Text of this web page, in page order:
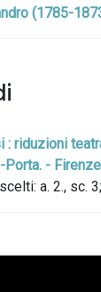
(1785-
riduzioni
-
a. 2., sc.